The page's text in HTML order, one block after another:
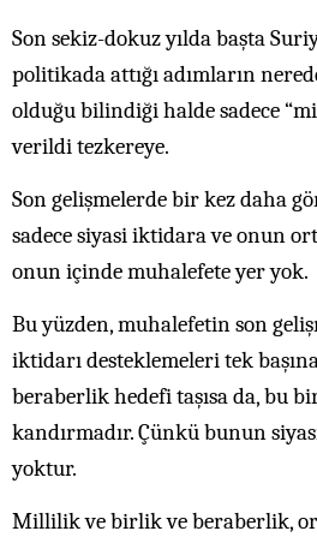
Son sekiz-dokuz yılda başta
politikada attığı adımların
olduğu bilindiği halde sadece
verildi tezkereye.
Son gelişmelerde bir kez daha
sadece siyasi iktidara ve onun
onun içinde muhalefete yer yok.
Bu yüzden, muhalefetin son
iktidarı desteklemeleri tek
beraberlik hedefi taşısa da, bu
kandırmadır. Çünkü bunun
yoktur.
Millilik ve birlik ve beraberlik,